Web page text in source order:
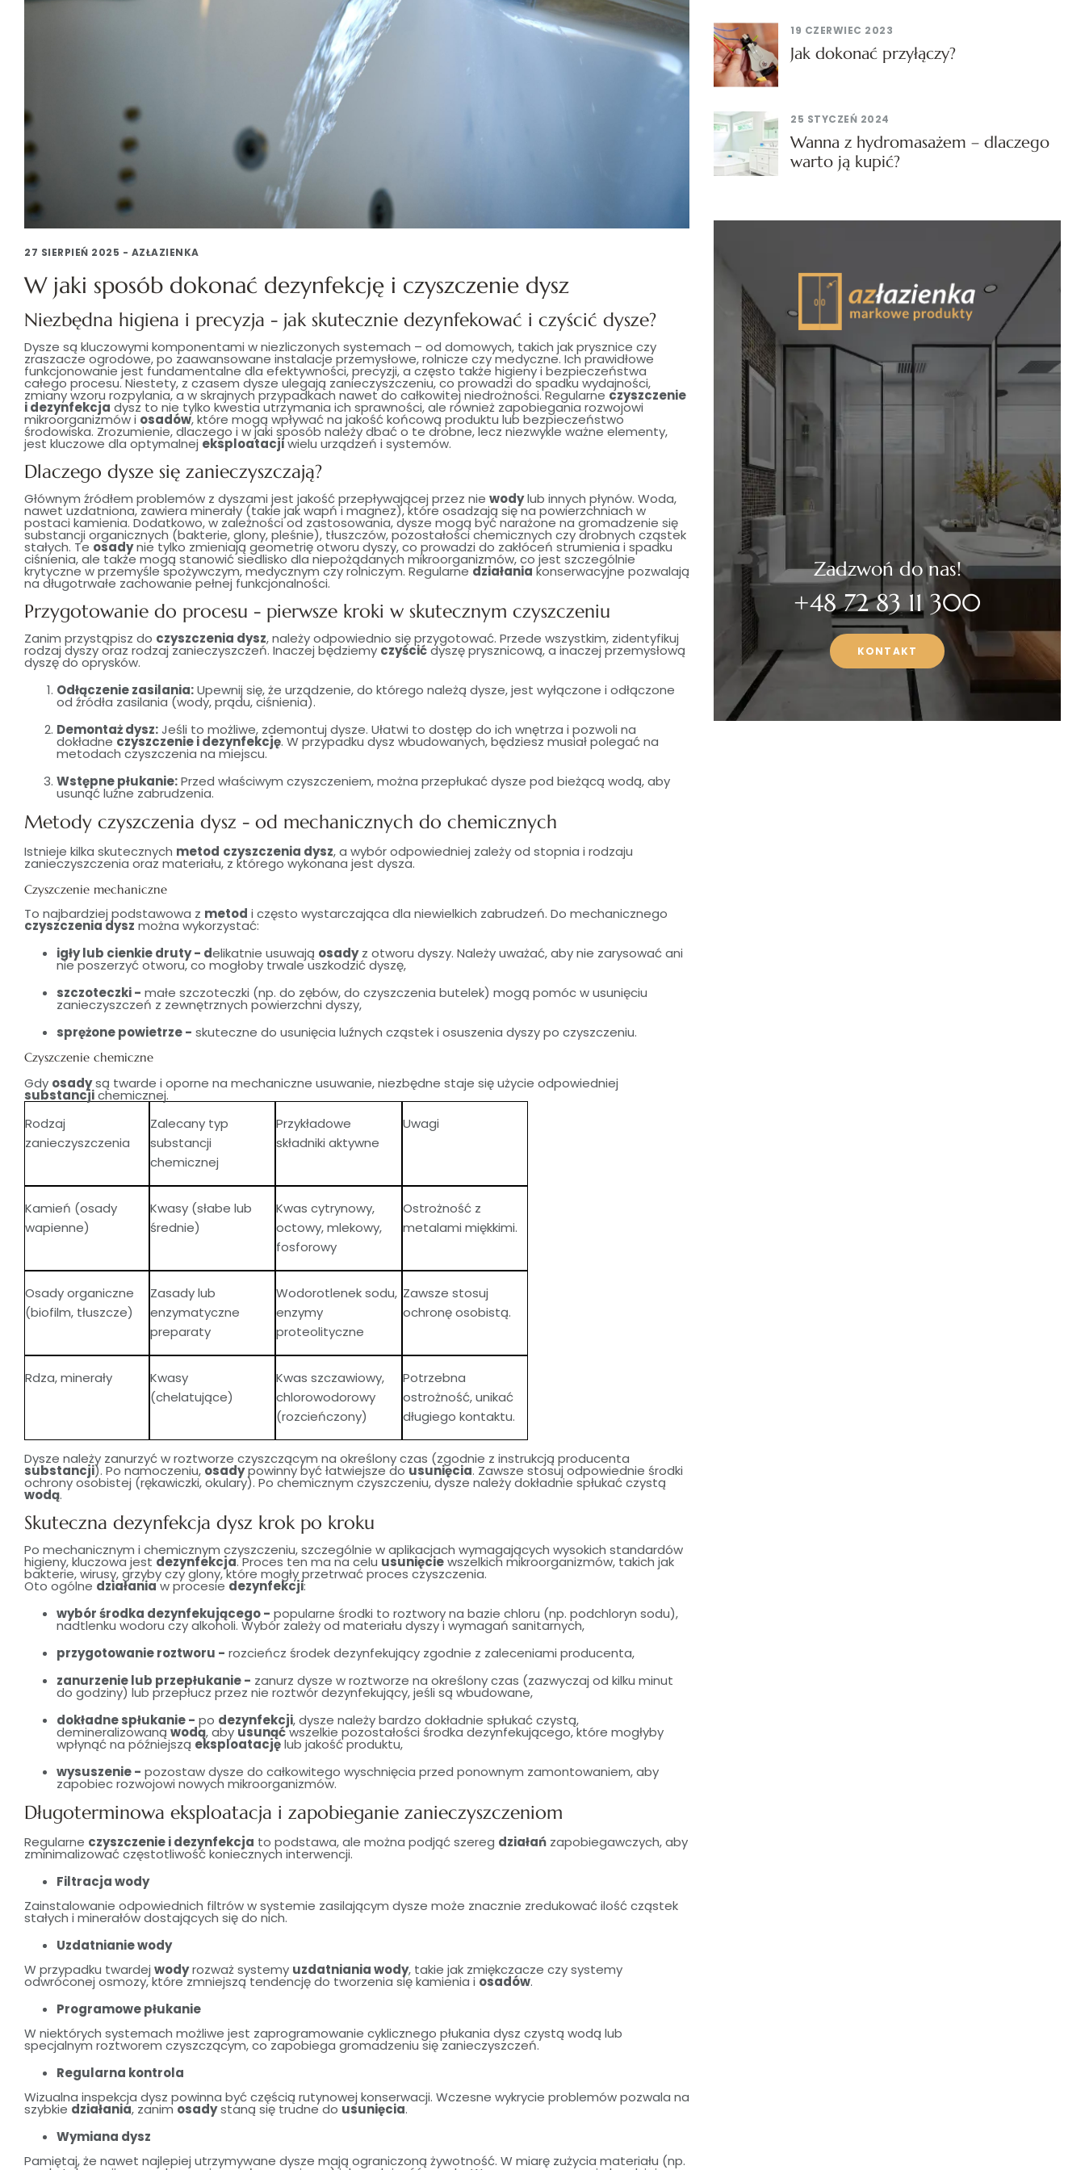
27 SIERPIEŃ 2025 - AZŁAZIENKA
W jaki sposób dokonać dezynfekcję i czyszczenie dysz
Niezbędna higiena i precyzja - jak skutecznie dezynfekować i czyścić dysze?
Dysze są kluczowymi komponentami w niezliczonych systemach – od domowych, takich jak prysznice czy
zraszacze ogrodowe, po zaawansowane instalacje przemysłowe, rolnicze czy medyczne. Ich prawidłowe
funkcjonowanie jest fundamentalne dla efektywności, precyzji, a często także higieny i bezpieczeństwa
całego procesu. Niestety, z czasem dysze ulegają zanieczyszczeniu, co prowadzi do spadku wydajności,
zmiany wzoru rozpylania, a w skrajnych przypadkach nawet do całkowitej niedrożności. Regularne czyszczenie
i dezynfekcja dysz to nie tylko kwestia utrzymania ich sprawności, ale również zapobiegania rozwojowi
mikroorganizmów i osadów, które mogą wpływać na jakość końcową produktu lub bezpieczeństwo
środowiska. Zrozumienie, dlaczego i w jaki sposób należy dbać o te drobne, lecz niezwykle ważne elementy,
jest kluczowe dla optymalnej eksploatacjiwielu urządzeń i systemów.
Dlaczego dysze się zanieczyszczają?
Głównym źródłem problemów z dyszami jest jakość przepływającej przez nie wodylub innych płynów. Woda,
nawet uzdatniona, zawiera minerały (takie jak wapń i magnez), które osadzają się na powierzchniach w
postaci kamienia. Dodatkowo, w zależności od zastosowania, dysze mogą być narażone na gromadzenie się
substancji organicznych (bakterie, glony, pleśnie), tłuszczów, pozostałości chemicznych czy drobnych cząstek
stałych. Te osadynie tylko zmieniają geometrię otworu dyszy, co prowadzi do zakłóceń strumienia i spadku
ciśnienia, ale także mogą stanowić siedlisko dla niepożądanych mikroorganizmów, co jest szczególnie
krytyczne w przemyśle spożywczym, medycznym czy rolniczym. Regularne działania konserwacyjne pozwalają
na długotrwałe zachowanie pełnej funkcjonalności.
Przygotowanie do procesu - pierwsze kroki w skutecznym czyszczeniu
Zanim przystąpisz do czyszczenia dysz, należy odpowiednio się przygotować. Przede wszystkim, zidentyfikuj
rodzaj dyszy oraz rodzaj zanieczyszczeń. Inaczej będziemy czyścićdyszę prysznicową, a inaczej przemysłową
dyszę do oprysków.
Odłączenie zasilania:Upewnij się, że urządzenie, do którego należą dysze, jest wyłączone i odłączone
od źródła zasilania (wody, prądu, ciśnienia).
Demontaż dysz:Jeśli to możliwe, zdemontuj dysze. Ułatwi to dostęp do ich wnętrza i pozwoli na
dokładne czyszczenie i dezynfekcję. W przypadku dysz wbudowanych, będziesz musiał polegać na
metodach czyszczenia na miejscu.
Wstępne płukanie:Przed właściwym czyszczeniem, można przepłukać dysze pod bieżącą wodą, aby
usunąć luźne zabrudzenia.
Metody czyszczenia dysz - od mechanicznych do chemicznych
Istnieje kilka skutecznych metod czyszczenia dysz, a wybór odpowiedniej zależy od stopnia i rodzaju
zanieczyszczenia oraz materiału, z którego wykonana jest dysza.
Czyszczenie mechaniczne
To najbardziej podstawowa z metod i często wystarczająca dla niewielkich zabrudzeń. Do mechanicznego
czyszczenia dysz można wykorzystać:
igły lub cienkie druty - delikatnie usuwają osadyz otworu dyszy. Należy uważać, aby nie zarysować ani
nie poszerzyć otworu, co mogłoby trwale uszkodzić dyszę,
szczoteczki - małe szczoteczki (np. do zębów, do czyszczenia butelek) mogą pomóc w usunięciu
zanieczyszczeń z zewnętrznych powierzchni dyszy,
sprężone powietrze - skuteczne do usunięcia luźnych cząstek i osuszenia dyszy po czyszczeniu.
Czyszczenie chemiczne
Gdy osadysą twarde i oporne na mechaniczne usuwanie, niezbędne staje się użycie odpowiedniej
substancjichemicznej.
Rodzaj
zanieczyszczenia
Zalecany typ
substancji
chemicznej
Przykładowe
składniki aktywne
Uwagi
Kamień (osady
wapienne)
Kwasy (słabe lub
średnie)
Kwas cytrynowy,
octowy, mlekowy,
fosforowy
Ostrożność z
metalami miękkimi.
Osady organiczne
(biofilm, tłuszcze)
Zasady lub
enzymatyczne
preparaty
Wodorotlenek sodu,
enzymy
proteolityczne
Zawsze stosuj
ochronę osobistą.
Rdza, minerały
Kwasy
(chelatujące)
Kwas szczawiowy,
chlorowodorowy
(rozcieńczony)
Potrzebna
ostrożność, unikać
długiego kontaktu.
Dysze należy zanurzyć w roztworze czyszczącym na określony czas (zgodnie z instrukcją producenta
substancji). Po namoczeniu, osadypowinny być łatwiejsze do usunięcia. Zawsze stosuj odpowiednie środki
ochrony osobistej (rękawiczki, okulary). Po chemicznym czyszczeniu, dysze należy dokładnie spłukać czystą
wodą.
Skuteczna dezynfekcja dysz krok po kroku
Po mechanicznym i chemicznym czyszczeniu, szczególnie w aplikacjach wymagających wysokich standardów
higieny, kluczowa jest dezynfekcja. Proces ten ma na celu usunięciewszelkich mikroorganizmów, takich jak
bakterie, wirusy, grzyby czy glony, które mogły przetrwać proces czyszczenia.
Oto ogólne działaniaw procesie dezynfekcji:
wybór środka dezynfekującego - popularne środki to roztwory na bazie chloru (np. podchloryn sodu),
nadtlenku wodoru czy alkoholi. Wybór zależy od materiału dyszy i wymagań sanitarnych,
przygotowanie roztworu - rozcieńcz środek dezynfekujący zgodnie z zaleceniami producenta,
zanurzenie lub przepłukanie - zanurz dysze w roztworze na określony czas (zazwyczaj od kilku minut
do godziny) lub przepłucz przez nie roztwór dezynfekujący, jeśli są wbudowane,
dokładne spłukanie - po dezynfekcji, dysze należy bardzo dokładnie spłukać czystą,
demineralizowaną wodą, aby usunąćwszelkie pozostałości środka dezynfekującego, które mogłyby
wpłynąć na późniejszą eksploatacjęlub jakość produktu,
wysuszenie - pozostaw dysze do całkowitego wyschnięcia przed ponownym zamontowaniem, aby
zapobiec rozwojowi nowych mikroorganizmów.
Długoterminowa eksploatacja i zapobieganie zanieczyszczeniom
Regularne czyszczenie i dezynfekcja to podstawa, ale można podjąć szereg działań zapobiegawczych, aby
zminimalizować częstotliwość koniecznych interwencji.
Filtracja wody
Zainstalowanie odpowiednich filtrów w systemie zasilającym dysze może znacznie zredukować ilość cząstek
stałych i minerałów dostających się do nich.
Uzdatnianie wody
W przypadku twardej wodyrozważ systemy uzdatniania wody, takie jak zmiękczacze czy systemy
odwróconej osmozy, które zmniejszą tendencję do tworzenia się kamienia i osadów.
Programowe płukanie
W niektórych systemach możliwe jest zaprogramowanie cyklicznego płukania dysz czystą wodą lub
specjalnym roztworem czyszczącym, co zapobiega gromadzeniu się zanieczyszczeń.
Regularna kontrola
Wizualna inspekcja dysz powinna być częścią rutynowej konserwacji. Wczesne wykrycie problemów pozwala na
szybkie działania, zanim osadystaną się trudne do usunięcia.
Wymiana dysz
Pamiętaj, że nawet najlepiej utrzymywane dysze mają ograniczoną żywotność. W miarę zużycia materiału (np.
19 CZERWIEC 2023
Jak dokonać przyłączy?
25 STYCZEŃ 2024
Wanna z hydromasażem – dlaczego
warto ją kupić?
Zadzwoń do nas!
+48 72 83 11 300
KONTAKT